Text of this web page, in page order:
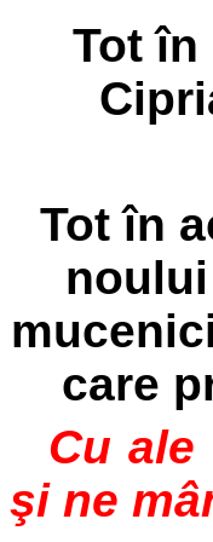
Tot în
Tot în
care
Cu
şi ne